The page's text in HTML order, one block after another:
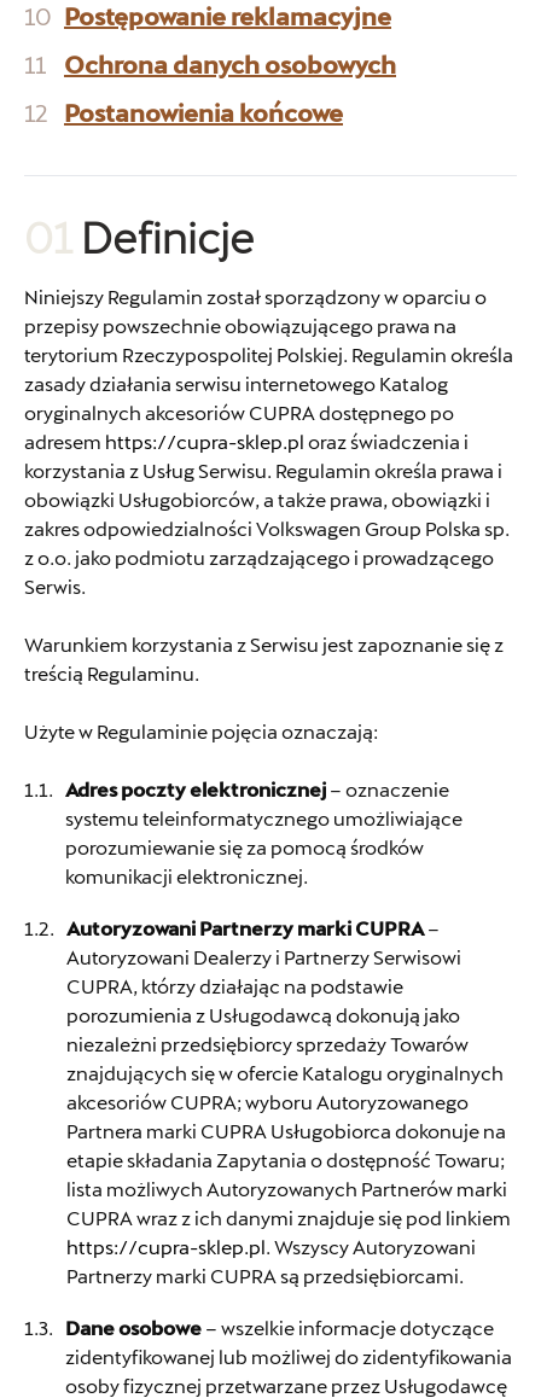
10 Postępowanie reklamacyjne
11
Ochrona danych osobowych
12
Postanowienia końcowe
01 Definicje
Niniejszy Regulamin został sporządzony w oparciu o
przepisy powszechnie obowiązującego prawa na
terytorium Rzeczypospolitej Polskiej. Regulamin określa
zasady działania serwisu internetowego Katalog
oryginalnych akcesoriów CUPRA dostępnego po
adresem https://cupra-sklep.pl oraz świadczenia i
korzystania z Usług Serwisu. Regulamin określa prawa i
obowiązki Usługobiorców, a także prawa, obowiązki i
zakres odpowiedzialności Volkswagen Group Polska sp.
z o.o. jako podmiotu zarządzającego i prowadzącego
Serwis.
Warunkiem korzystania z Serwisu jest zapoznanie się z
treścią Regulaminu.
Użyte w Regulaminie pojęcia oznaczają:
Adres poczty elektronicznej – oznaczenie
systemu teleinformatycznego umożliwiające
porozumiewanie się za pomocą środków
komunikacji elektronicznej.
Autoryzowani Partnerzy marki CUPRA–
Autoryzowani Dealerzy i Partnerzy Serwisowi
CUPRA, którzy działając na podstawie
porozumienia z Usługodawcą dokonują jako
niezależni przedsiębiorcy sprzedaży Towarów
znajdujących się w ofercie Katalogu oryginalnych
akcesoriów CUPRA; wyboru Autoryzowanego
Partnera marki CUPRA Usługobiorca dokonuje na
etapie składania Zapytania o dostępność Towaru;
lista możliwych Autoryzowanych Partnerów marki
CUPRA wraz z ich danymi znajduje się pod linkiem
https://cupra-sklep.pl. Wszyscy Autoryzowani
Partnerzy marki CUPRA są przedsiębiorcami.
Dane osobowe – wszelkie informacje dotyczące
zidentyfikowanej lub możliwej do zidentyfikowania
osoby fizycznej przetwarzane przez Usługodawcę